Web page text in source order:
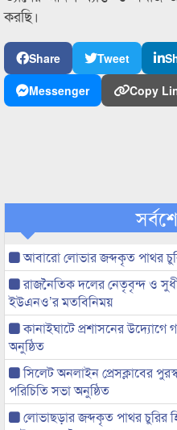
করছি।
Share Tweet
Messenger
Copy
আবারো লোভার জব্দকৃত পাথর
রাজনৈতিক দলের নেতৃবৃন্দ ও
ইউএনও’র মতবিনিময়
কানাইঘাটে প্রশাসনের
অনুষ্ঠিত
সিলেট অনলাইন প্রেসক্লাবের
পরিচিতি সভা অনুষ্ঠিত
লোভাছড়ার জব্দকৃত পাথর চুরির